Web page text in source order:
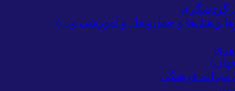
گردشگری
و هتل‌ها و حمل‌و‌نقل و آموزشی و…)
فرهنگی